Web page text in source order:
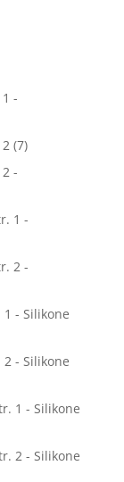
-
(7)
-
1 -
2 -
1 - Silikone
2 - Silikone
1 - Silikone
2 - Silikone